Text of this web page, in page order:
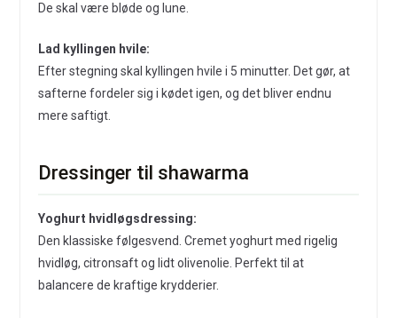
De skal være bløde og lune.
Lad kyllingen hvile:
Efter stegning skal kyllingen hvile i 5 minutter. Det gør, at
safterne fordeler sig i kødet igen, og det bliver endnu
mere saftigt.
Dressinger til shawarma
Yoghurt hvidløgsdressing:
Den klassiske følgesvend. Cremet yoghurt med rigelig
hvidløg, citronsaft og lidt olivenolie. Perfekt til at
balancere de kraftige krydderier.